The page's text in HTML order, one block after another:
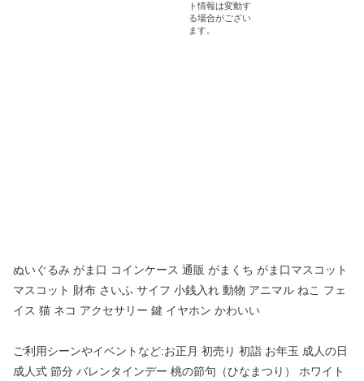
ぬいぐるみ がま口 コインケース 通販 がまくち がま口マスコット
マスコット 財布 さいふ サイフ 小銭入れ 動物 アニマル ねこ フェ
イス 猫 ネコ アクセサリー 鍵 イヤホン かわいい
ご利用シーンやイベントなど:お正月 初売り 初詣 お年玉 成人の日
成人式 節分 バレンタインデー 桃の節句（ひなまつり） ホワイト